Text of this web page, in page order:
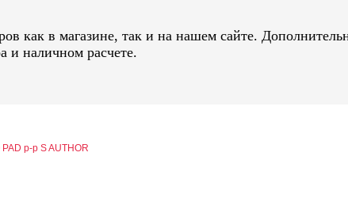
как в магазине, так и на нашем сайте.
и наличном расчете.
р-р S AUTHOR